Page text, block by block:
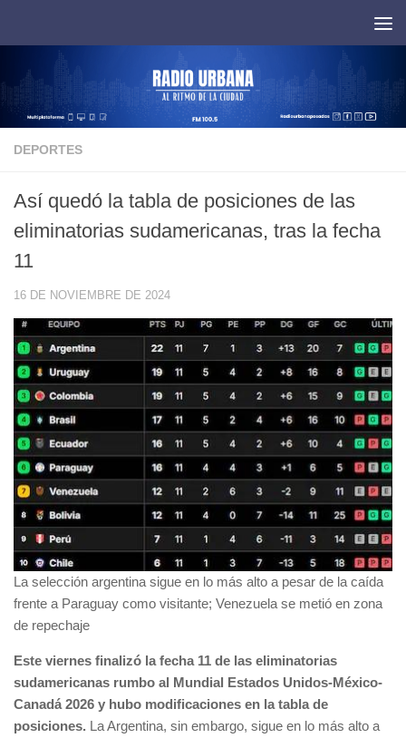
DEPORTES
Así quedó la tabla de posiciones de las
eliminatorias sudamericanas, tras la fecha
11
16 DE NOVIEMBRE DE 2024
La selección argentina sigue en lo más alto a pesar de la caída
frente a Paraguay como visitante; Venezuela se metió en zona
de repechaje
Este viernes finalizó la fecha 11 de las eliminatorias
sudamericanas rumbo al Mundial Estados Unidos-México-
Canadá 2026 y hubo modificaciones en la tabla de
posiciones. La Argentina, sin embargo, sigue en lo más alto a